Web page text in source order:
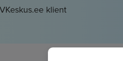
klient